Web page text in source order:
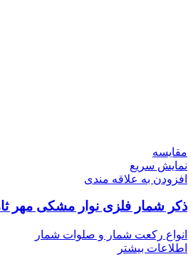
مقايسه
نمایش سریع
افزودن به علاقه مندی
ذکر شمار فلزی نوار مشکی مهر
انواع رکعت شمار و صلوات شمار
اطلاعات بیشتر